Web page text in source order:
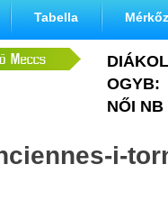
Tabella
OGYB:
NŐI NB
i-